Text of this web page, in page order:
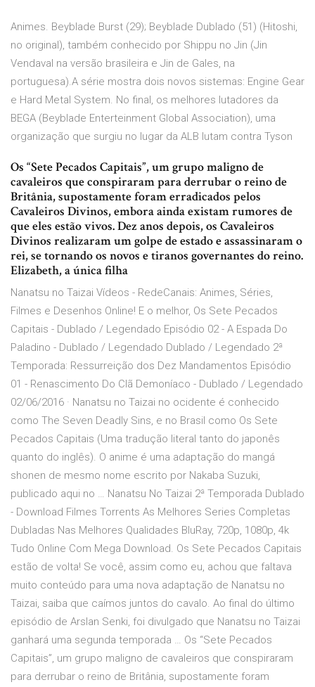
Animes. Beyblade Burst (29); Beyblade Dublado (51) (Hitoshi,
no original), também conhecido por Shippu no Jin (Jin
Vendaval na versão brasileira e Jin de Gales, na
portuguesa).A série mostra dois novos sistemas: Engine Gear
e Hard Metal System. No final, os melhores lutadores da
BEGA (Beyblade Enterteinment Global Association), uma
organização que surgiu no lugar da ALB lutam contra Tyson
Os “Sete Pecados Capitais”, um grupo maligno de
cavaleiros que conspiraram para derrubar o reino de
Britânia, supostamente foram erradicados pelos
Cavaleiros Divinos, embora ainda existam rumores de
que eles estão vivos. Dez anos depois, os Cavaleiros
Divinos realizaram um golpe de estado e assassinaram o
rei, se tornando os novos e tiranos governantes do reino.
Elizabeth, a única filha
Nanatsu no Taizai Vídeos - RedeCanais: Animes, Séries,
Filmes e Desenhos Online! E o melhor, Os Sete Pecados
Capitais - Dublado / Legendado Episódio 02 - A Espada Do
Paladino - Dublado / Legendado Dublado / Legendado 2ª
Temporada: Ressurreição dos Dez Mandamentos Episódio
01 - Renascimento Do Clã Demoníaco - Dublado / Legendado
02/06/2016 · Nanatsu no Taizai no ocidente é conhecido
como The Seven Deadly Sins, e no Brasil como Os Sete
Pecados Capitais (Uma tradução literal tanto do japonês
quanto do inglês). O anime é uma adaptação do mangá
shonen de mesmo nome escrito por Nakaba Suzuki,
publicado aqui no … Nanatsu No Taizai 2ª Temporada Dublado
- Download Filmes Torrents As Melhores Series Completas
Dubladas Nas Melhores Qualidades BluRay, 720p, 1080p, 4k
Tudo Online Com Mega Download. Os Sete Pecados Capitais
estão de volta! Se você, assim como eu, achou que faltava
muito conteúdo para uma nova adaptação de Nanatsu no
Taizai, saiba que caímos juntos do cavalo. Ao final do último
episódio de Arslan Senki, foi divulgado que Nanatsu no Taizai
ganhará uma segunda temporada … Os “Sete Pecados
Capitais”, um grupo maligno de cavaleiros que conspiraram
para derrubar o reino de Britânia, supostamente foram